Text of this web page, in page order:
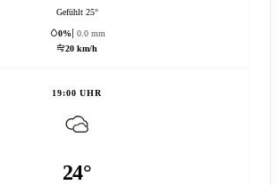
Gefühlt 25°
0%
0.0 mm
20 km/h
19:00 UHR
24°